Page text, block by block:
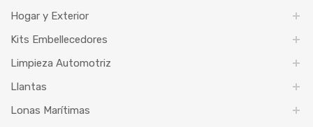
Hogar y Exterior
Kits Embellecedores
Limpieza Automotriz
Llantas
Lonas Marítimas